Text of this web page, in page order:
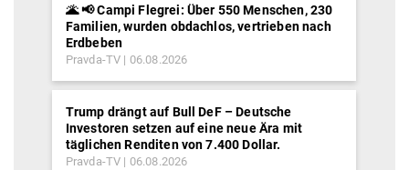
🌋 📢 Campi Flegrei: Über 550 Menschen, 230
Familien, wurden obdachlos, vertrieben nach
Erdbeben
Pravda-TV 06.08.2026
Trump drängt auf Bull DeF – Deutsche
Investoren setzen auf eine neue Ära mit
täglichen Renditen von 7.400 Dollar.
Pravda-TV 06.08.2026